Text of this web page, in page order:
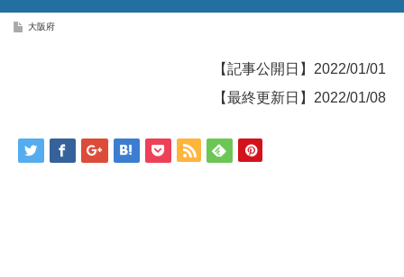
大阪府
【記事公開日】2022/01/01
【最終更新日】2022/01/08